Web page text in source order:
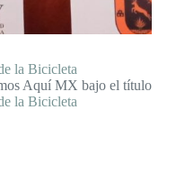
la Bicicleta
Aquí MX bajo el título
la Bicicleta